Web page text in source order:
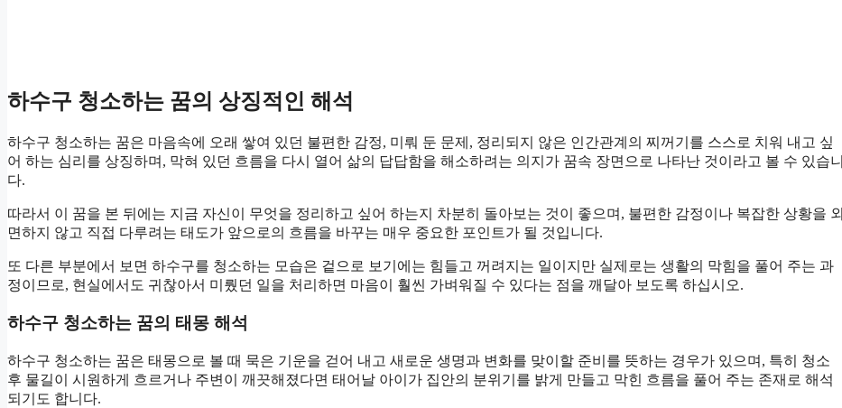
하수구 청소하는 꿈의 상징적인 해석
하수구 청소하는 꿈은 마음속에 오래 쌓여 있던 불편한 감정, 미뤄 둔 문제, 정리되지 않은 인간관계의 찌꺼기를 스스로 치워 내고 싶
어 하는 심리를 상징하며, 막혀 있던 흐름을 다시 열어 삶의 답답함을 해소하려는 의지가 꿈속 장면으로 나타난 것이라고 볼 수 있습니
다.
따라서 이 꿈을 본 뒤에는 지금 자신이 무엇을 정리하고 싶어 하는지 차분히 돌아보는 것이 좋으며, 불편한 감정이나 복잡한 상황을 외
면하지 않고 직접 다루려는 태도가 앞으로의 흐름을 바꾸는 매우 중요한 포인트가 될 것입니다.
또 다른 부분에서 보면 하수구를 청소하는 모습은 겉으로 보기에는 힘들고 꺼려지는 일이지만 실제로는 생활의 막힘을 풀어 주는 과
정이므로, 현실에서도 귀찮아서 미뤘던 일을 처리하면 마음이 훨씬 가벼워질 수 있다는 점을 깨달아 보도록 하십시오.
하수구 청소하는 꿈의 태몽 해석
하수구 청소하는 꿈은 태몽으로 볼 때 묵은 기운을 걷어 내고 새로운 생명과 변화를 맞이할 준비를 뜻하는 경우가 있으며, 특히 청소
후 물길이 시원하게 흐르거나 주변이 깨끗해졌다면 태어날 아이가 집안의 분위기를 밝게 만들고 막힌 흐름을 풀어 주는 존재로 해석
되기도 합니다.